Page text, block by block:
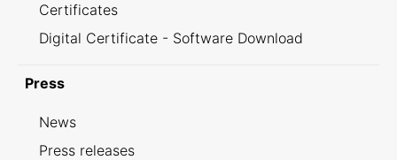
Certificates
Digital Certificate - Software Download
Press
News
Press releases